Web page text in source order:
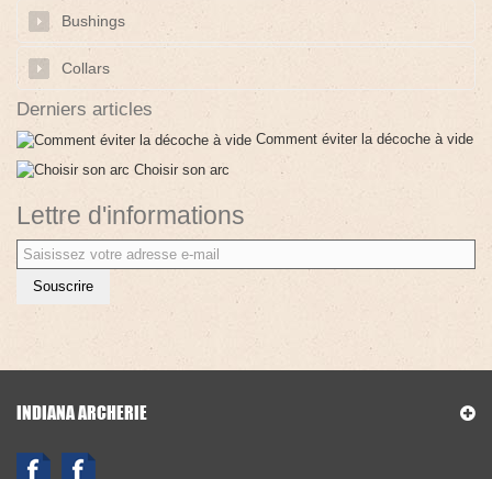
Bushings
Collars
Derniers articles
Comment éviter la décoche à vide
Choisir son arc
Lettre d'informations
Souscrire
INDIANA ARCHERIE